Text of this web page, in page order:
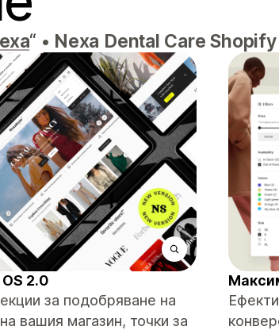
“ • Nexa Dental Care
2.0
за подобряване на
вашия магазин, точки за